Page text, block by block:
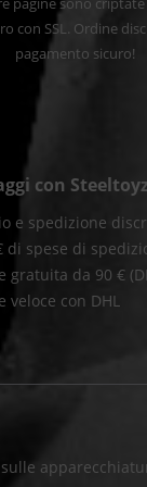
con SSL. Ordine
pagamento sicuro!
con
e spedizione
di spese di
gratuita da 90 €
veloce con DHL